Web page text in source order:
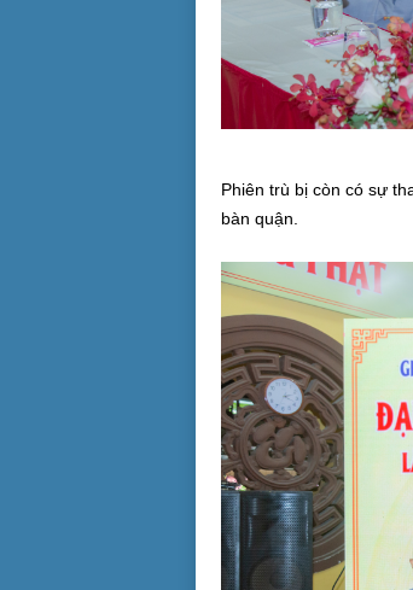
Phiên trù bị còn có sự
bàn quận.